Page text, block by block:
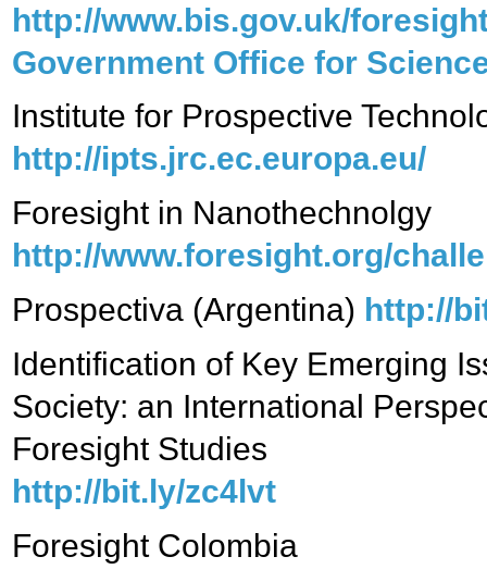
http://www.bis.gov.uk/
Government Office for
Institute for Prospective
http://ipts.jrc.ec.europa.eu/
Foresight in Nanothechnolgy
http://www.foresight.org/
Prospectiva (Argentina) http://
Identification of Key Emerging
Society: an International
Foresight Studies
http://bit.ly/zc4lvt
Foresight Colombia